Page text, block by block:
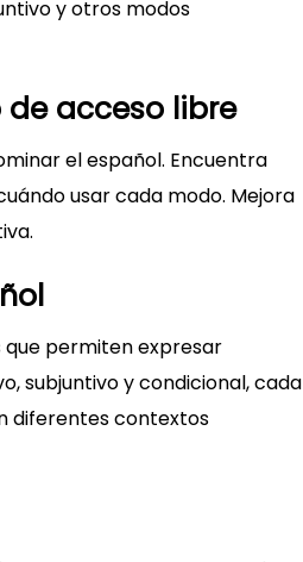
y otros modos
acceso libre
el español. Encuentra
usar cada modo. Mejora
que permiten expresar
subjuntivo y condicional, cada
diferentes contextos